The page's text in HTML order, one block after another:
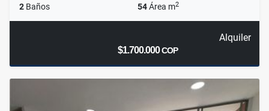
2 Baños 54Área m2
Alquiler
$1.700.000COP